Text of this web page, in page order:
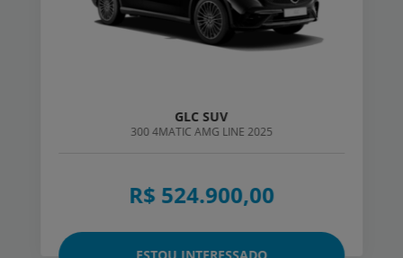
GLC SUV
300 4MATIC AMG LINE 2025
R$ 524.900,00